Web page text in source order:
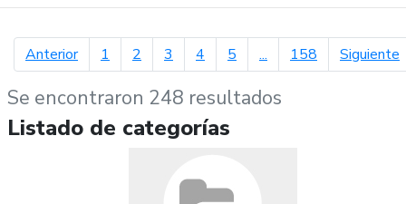
Anteriorpágina anterior
1 2 3 4 5 ... 158 Siguiente
Se encontraron 248 resultados
Listado de categorías